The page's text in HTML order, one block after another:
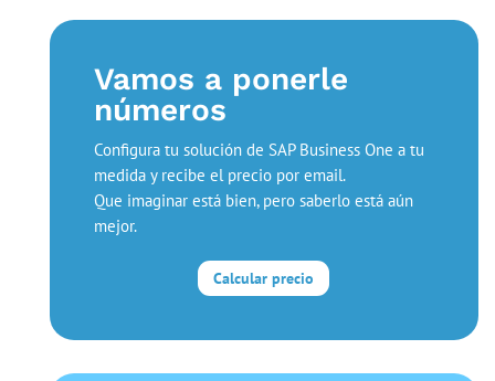
Vamos a ponerle
números
Configura tu solución de SAP Business One a tu
medida y recibe el precio por email.
Que imaginar está bien, pero saberlo está aún
mejor.
Calcular precio